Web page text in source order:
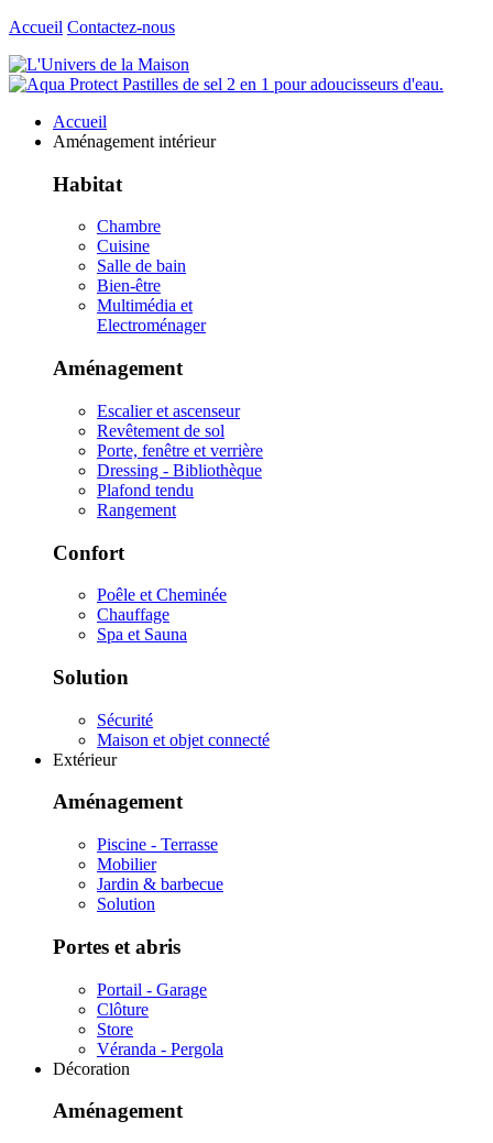
Accueil Contactez-nous
Accueil
Aménagement intérieur
Habitat
Chambre
Cuisine
Salle de bain
Bien-être
Multimédia et
Electroménager
Aménagement
Escalier et ascenseur
Revêtement de sol
Porte, fenêtre et verrière
Dressing - Bibliothèque
Plafond tendu
Rangement
Confort
Poêle et Cheminée
Chauffage
Spa et Sauna
Solution
Sécurité
Maison et objet connecté
Extérieur
Aménagement
Piscine - Terrasse
Mobilier
Jardin & barbecue
Solution
Portes et abris
Portail - Garage
Clôture
Store
Véranda - Pergola
Décoration
Aménagement